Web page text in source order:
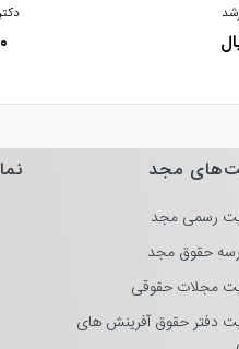
مجد
رسمی مجد
حقوق مجد
مجلات حقوقی
دفتر حقوق آفرینش های